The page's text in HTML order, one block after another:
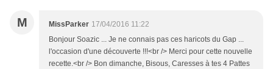
M MissParker 17/04/2016 11:22
Bonjour Soazic ... Je ne connais pas ces haricots du Gap ...
l'occasion d'une découverte !!!<br /> Merci pour cette nouvelle
recette.<br /> Bon dimanche, Bisous, Caresses à tes 4 Pattes